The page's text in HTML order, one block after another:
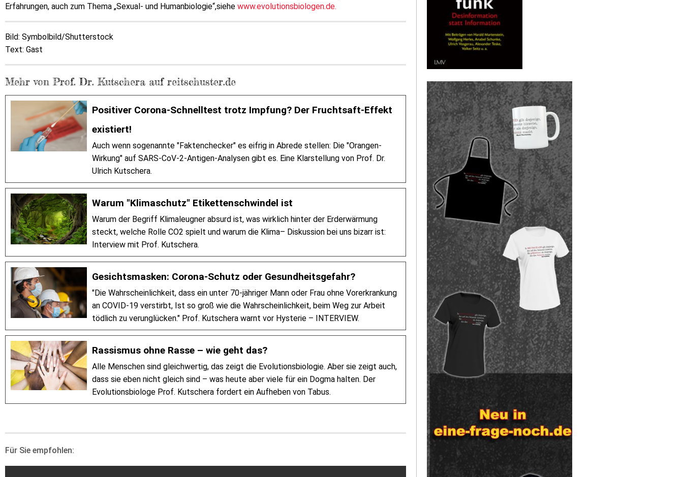
Erfahrungen, auch zum Thema „Sexual- und Humanbiologie“,siehe www.evolutionsbiologen.de.
Bild: Symbolbild/Shutterstock
Text: Gast
Mehr von Prof. Dr. Kutschera auf reitschuster.de
Positiver Corona-Schnelltest trotz Impfung? Der Fruchtsaft-Effekt
existiert!
Auch wenn sogenannte "Faktenchecker" es eifrig in Abrede stellen: Die "Orangen-
Wirkung" auf SARS-CoV-2-Antigen-Analysen gibt es. Eine Klarstellung von Prof. Dr.
Ulrich Kutschera.
Warum "Klimaschutz" Etikettenschwindel ist
Warum der Begriff Klimaleugner absurd ist, was wirklich hinter der Erderwärmung
steckt, welche Rolle CO2 spielt und warum die Klima– Diskussion bei uns bizarr ist:
Interview mit Prof. Kutschera.
Gesichtsmasken: Corona-Schutz oder Gesundheitsgefahr?
"Die Wahrscheinlichkeit, dass ein unter 70-jähriger Mann oder Frau ohne Vorerkrankung
an COVID-19 verstirbt, Ist so groß wie die Wahrscheinlichkeit, beim Weg zur Arbeit
tödlich zu verunglücken." Prof. Kutschera warnt vor Hysterie – INTERVIEW.
Rassismus ohne Rasse – wie geht das?
Alle Menschen sind gleichwertig, das zeigt die Evolutionsbiologie. Aber sie zeigt auch,
dass sie eben nicht gleich sind – was heute aber viele für ein Dogma halten. Der
Evolutionsbiologe Prof. Kutschera fordert ein Aufheben von Tabus.
Für Sie empfohlen: